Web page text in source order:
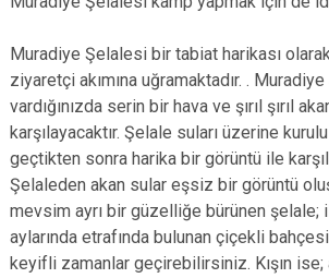
Muradiye Şelalesi bir tabiat harikası
ziyaretçi akımına uğramaktadır. .
vardığınızda serin bir hava ve şırıl şırıl
karşılayacaktır. Şelale suları üzerine
geçtikten sonra harika bir görüntü ile
Şelaleden akan sular eşsiz bir görüntü
mevsim ayrı bir güzelliğe bürünen şelale;
aylarında etrafında bulunan çiçekli
keyifli zamanlar geçirebilirsiniz. Kışın ise;